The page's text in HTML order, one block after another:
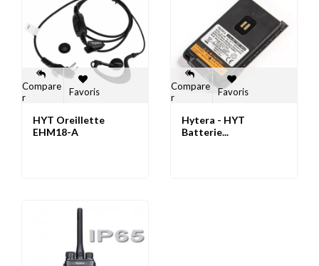
Compare
r
Favoris
HYT Oreillette
EHM18-A
Compare
r
Favoris
Hytera - HYT
Batterie...